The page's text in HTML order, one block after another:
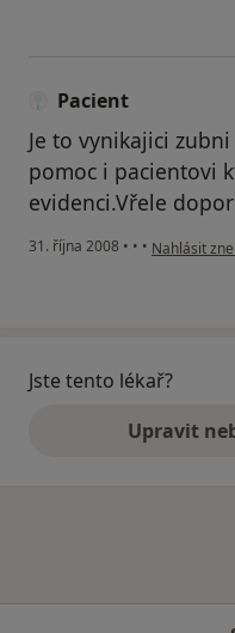
Pacient
Je to vynikajici
pomoc i pacientovi
evidenci.Vřele
31. října 2008 • • • podle
Nahlásit
Jste tento lékař?
Upravit